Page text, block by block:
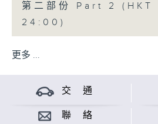
第二部份 Part 2
24:00)
更多 ...
交 通
聯 絡